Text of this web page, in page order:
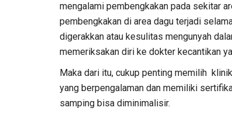
mengalami pembengkakan pada sekitar
pembengkakan di area dagu terjadi
digerakkan atau kesulitas mengunyah
memeriksakan diri ke dokter kecantikan
Maka dari itu, cukup penting memilih
yang berpengalaman dan memiliki
samping bisa diminimalisir.